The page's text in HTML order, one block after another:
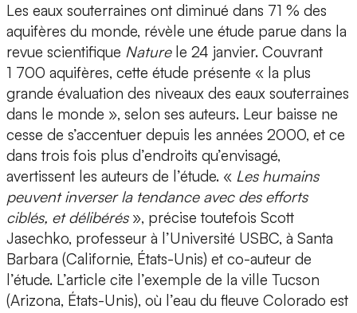
Les eaux souterraines ont diminué dans 71 % des
aquifères du monde, révèle une étude parue dans la
revue scientifique Naturele 24 janvier. Couvrant
1 700 aquifères, cette étude présente « la plus
grande évaluation des niveaux des eaux souterraines
dans le monde », selon ses auteurs. Leur baisse ne
cesse de s’accentuer depuis les années 2000, et ce
dans trois fois plus d’endroits qu’envisagé,
avertissent les auteurs de l’étude. « Les humains
peuvent inverser la tendance avec des efforts
ciblés, et délibérés», précise toutefois Scott
Jasechko, professeur à l’Université USBC, à Santa
Barbara (Californie, États-Unis) et co-auteur de
l’étude. L’article cite l’exemple de la ville Tucson
(Arizona, États-Unis), où l’eau du fleuve Colorado est